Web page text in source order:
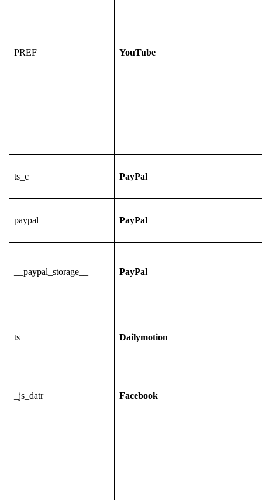
PREF YouTube
ts_c PayPal
paypal PayPal
__paypal_storage__ PayPal
ts Dailymotion
_js_datr Facebook